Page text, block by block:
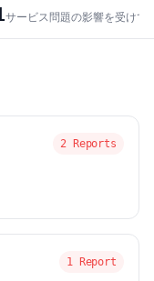
サービス問題の影響を受けて
2 Reports
1 Report